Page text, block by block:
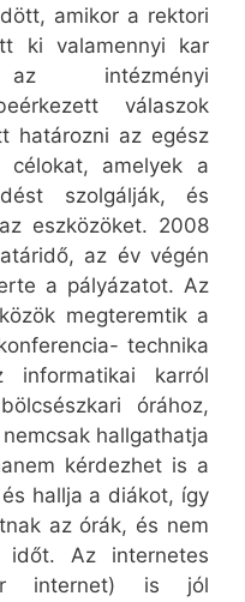
amikor a rektori
ki valamennyi kar
intézményi
válaszok
határozni az egész
célokat, amelyek a
szolgálják, és
eszközöket. 2008
az év végén
a pályázatot. Az
megteremtik a
technika
informatikai karról
órához,
hallgathatja
kérdezhet is a
hallja a diákot, így
az órák, és nem
Az internetes
internet) is jól